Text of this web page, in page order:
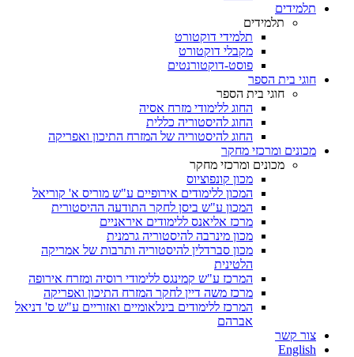
תלמידים
תלמידים
תלמידי דוקטורט
מקבלי דוקטורט
פוסט-דוקטורנטים
חוגי בית הספר
חוגי בית הספר
החוג ללימודי מזרח אסיה
החוג להיסטוריה כללית
החוג להיסטוריה של המזרח התיכון ואפריקה
מכונים ומרכזי מחקר
מכונים ומרכזי מחקר
מכון קונפוציוס
המכון ללימודים אירופיים ע"ש מוריס א' קוריאל
המכון ע"ש ביסן לחקר התודעה ההיסטורית
מרכז אליאנס ללימודים איראניים
מכון מינרבה להיסטוריה גרמנית
מכון סברדלין להיסטוריה ותרבות של אמריקה
הלטינית
המרכז ע"ש קמינגס ללימודי רוסיה ומזרח אירופה
מרכז משה דיין לחקר המזרח התיכון ואפריקה
המרכז ללימודים בינלאומיים ואזוריים ע"ש ס' דניאל
אברהם
צור קשר
English